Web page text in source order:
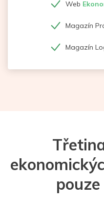
Web
Magazín
Magazín